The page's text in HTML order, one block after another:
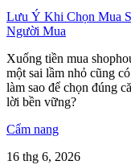
Lưu Ý Khi Chọn Mua
Người Mua
Xuống tiền mua
một sai lầm nhỏ cũng
làm sao để chọn đúng
lời bền vững?
Cẩm nang
16 thg 6, 2026